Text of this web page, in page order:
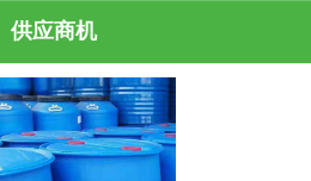
供应商机